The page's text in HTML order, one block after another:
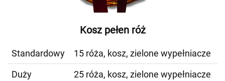
Kosz pełen róż
Standardowy
15 róża, kosz, zielone wypełniacze
Duży
25 róża, kosz, zielone wypełniacze